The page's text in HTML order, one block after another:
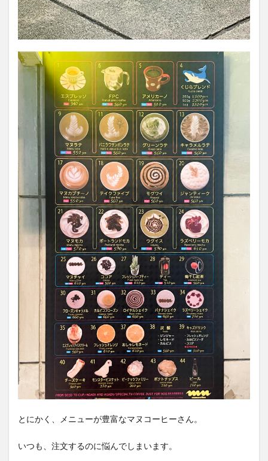
とにかく、メニューが豊富なマヌコーヒーさん。
いつも、注文するのに悩んでしまいます。